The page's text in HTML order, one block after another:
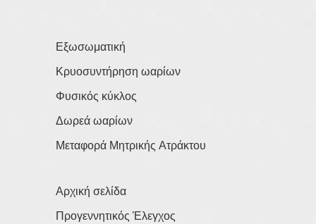
Εξωσωματική
Κρυοσυντήρηση ωαρίων
Φυσικός κύκλος
Δωρεά ωαρίων
Μεταφορά Μητρικής Ατράκτου
Αρχική σελίδα
Προγεννητικός Έλεγχος